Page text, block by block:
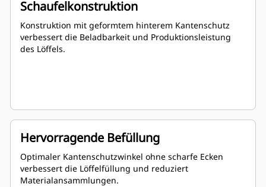
Schaufelkonstruktion
Konstruktion mit geformtem hinterem Kantenschutz
verbessert die Beladbarkeit und Produktionsleistung
des Löffels.
Hervorragende Befüllung
Optimaler Kantenschutzwinkel ohne scharfe Ecken
verbessert die Löffelfüllung und reduziert
Materialansammlungen.